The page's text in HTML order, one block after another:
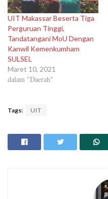
UIT Makassar Beserta Tiga
Perguruan Tinggi,
Tandatangani MoU Dengan
Kanwil Kemenkumham
SULSEL
Maret 10, 2021
dalam "Daerah"
Tags: UIT